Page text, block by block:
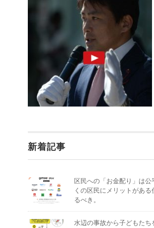
新着記事
区民への「お金配り」は公
くの区民にメリットがある
るべき。
水辺の事故から子どもたち